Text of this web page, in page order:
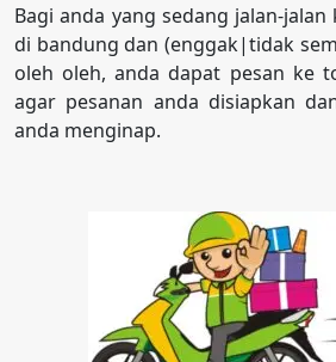
Bagi anda yang sedang jalan-
di bandung dan (enggak|tidak
oleh oleh, anda dapat pesan ke
agar pesanan anda disiapkan
anda menginap.